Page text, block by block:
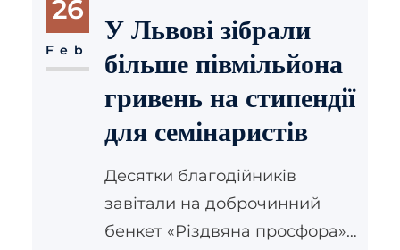
подарунків
Творча
майстерня
Смачна цукерня
Майстерня працює з 12 -18
грудня 2019 р. у Палаці
Мистецтв. Години запису з
год кожен захід).
Детальніше…
26
Feb
У Львові зібрали
більше півмільйона
гривень на стипендії
для семінаристів
Десятки благодійників
завітали на доброчинний
бенкет «Різдвяна просфора»,